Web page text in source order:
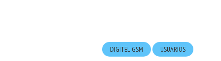
DIGITEL GSM USUARIOS